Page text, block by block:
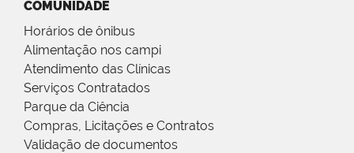
COMUNIDADE
Horários de ônibus
Alimentação nos campi
Atendimento das Clínicas
Serviços Contratados
Parque da Ciência
Compras, Licitações e Contratos
Validação de documentos